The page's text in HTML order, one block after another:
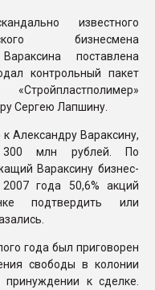
покупка, обмен
ПЕРЕЙТИ НА
известного
бизнесмена
поставлена
контрольный пакет
Сергею Лапшину.
Александру Вараксину,
300 млн рублей. По
Вараксину бизнес-
года 50,6% акций
подтвердить или
года был приговорен
свободы в колонии
к сделке.